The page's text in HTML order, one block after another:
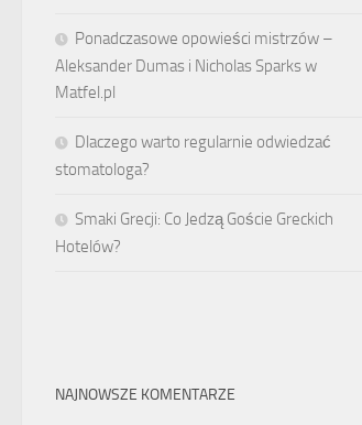
Ponadczasowe opowieści mistrzów –
Aleksander Dumas i Nicholas Sparks w
Matfel.pl
Dlaczego warto regularnie odwiedzać
stomatologa?
Smaki Grecji: Co Jedzą Goście Greckich
Hotelów?
NAJNOWSZE KOMENTARZE